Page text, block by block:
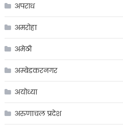
अपराध
अमरोहा
अमेठी
अम्बेडकरनगर
अयोध्या
अरुणाचल प्रदेश